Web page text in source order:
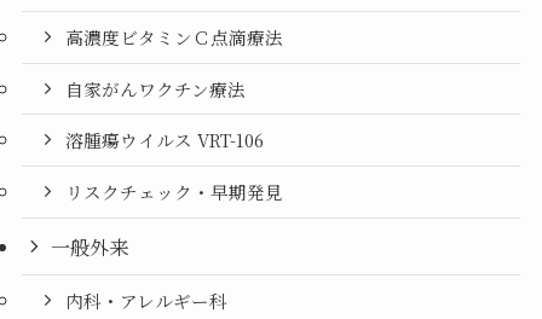
高濃度ビタミンＣ点滴療法
自家がんワクチン療法
溶腫瘍ウイルス VRT-106
リスクチェック・早期発見
一般外来
内科・アレルギー科